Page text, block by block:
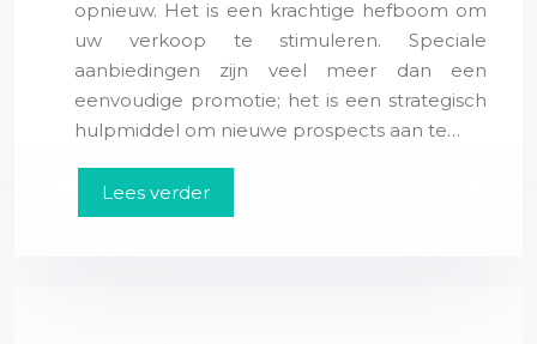
opnieuw. Het is een krachtige hefboom om
uw verkoop te stimuleren. Speciale
aanbiedingen zijn veel meer dan een
eenvoudige promotie; het is een strategisch
hulpmiddel om nieuwe prospects aan te…
Lees verder